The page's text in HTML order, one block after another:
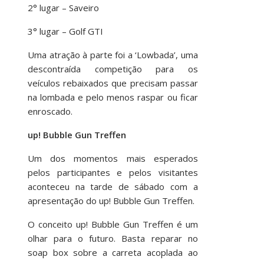
2° lugar – Saveiro
3° lugar – Golf GTI
Uma atração à parte foi a ‘Lowbada’, uma
descontraída competição para os
veículos rebaixados que precisam passar
na lombada e pelo menos raspar ou ficar
enroscado.
up! Bubble Gun Treffen
Um dos momentos mais esperados
pelos participantes e pelos visitantes
aconteceu na tarde de sábado com a
apresentação do up! Bubble Gun Treffen.
O conceito up! Bubble Gun Treffen é um
olhar para o futuro. Basta reparar no
soap box sobre a carreta acoplada ao